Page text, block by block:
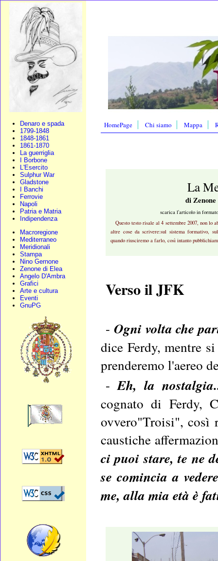
Denaro e spada
1799-1848
1848-1861
1861-1870
La guerriglia
I Borbone
L'Esercito
Sulphur War
Gladstone
I Banchi
Ferrovie
Napoli
Patria e Matria
Indipendenza
Macroregione
Mediterraneo
Meridionali
Stampa
Nino Gernone
Zenone di Elea
Angelo D'Ambra
Grafici
Arte e cultura
Eventi
GnuPG
HomePage Chi siamo Mappa
La
di
scarica l'articolo in
Questo testo risale al 4 settembre 2007, non lo
altre cose da scrivere:sul sistema formativo,
quando riusciremo a farlo, così intanto
Verso il JFK
- Ogni volta che
dice Ferdy, mentre
prenderemo l'aereo
-Eh, la
cognato di Ferdy,
ovvero"Troisi", così
caustiche
ci puoi stare, te ne
se comincia a
me, alla mia età è